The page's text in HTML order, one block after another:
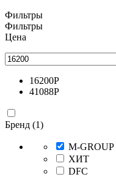
Фильтры
Фильтры
Цена
16200Р
41088Р
Бренд (1)
M-GROUP
ХИТ
DFC